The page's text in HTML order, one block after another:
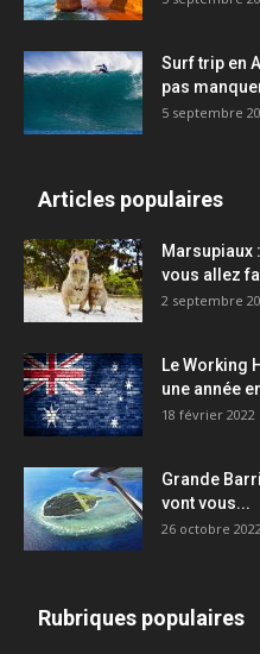
Surf trip en
pas
5 septembre
Articles populaires
Marsupiaux
vous allez
2 septembre
Le Working
une année
18 février 2022
Grande
vont vous...
26 octobre
Rubriques populaires